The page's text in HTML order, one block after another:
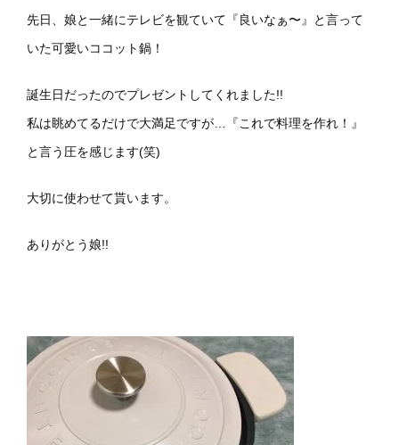
先日、娘と一緒にテレビを観ていて『良いなぁ〜』と言って
いた可愛いココット鍋！
誕生日だったのでプレゼントしてくれました!!
私は眺めてるだけで大満足ですが…『これで料理を作れ！』
と言う圧を感じます(笑)
大切に使わせて貰います。
ありがとう娘!!